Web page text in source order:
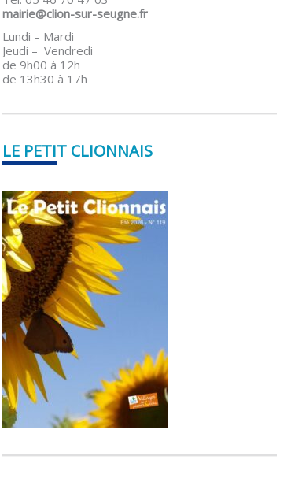
mairie@clion-sur-seugne.fr
Lundi – Mardi
Jeudi – Vendredi
de 9h00 à 12h
de 13h30 à 17h
LE PETIT CLIONNAIS